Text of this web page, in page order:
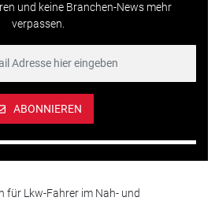
und keine Branchen-News mehr
verpassen.
ABONNIEREN
für Lkw-Fahrer im Nah- und